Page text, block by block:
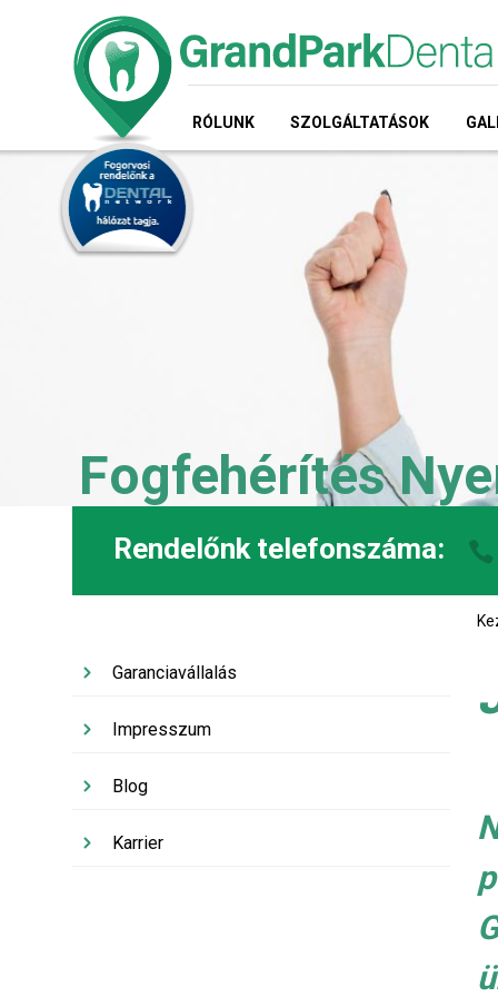
RÓLUNK SZOLGÁLTATÁSOK
Fogfehérítés
Rendelőnk telefonszáma:
Garanciavállalás
Impresszum
Blog
Karrier